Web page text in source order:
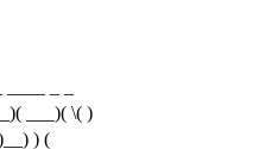
___)( \( )
) (